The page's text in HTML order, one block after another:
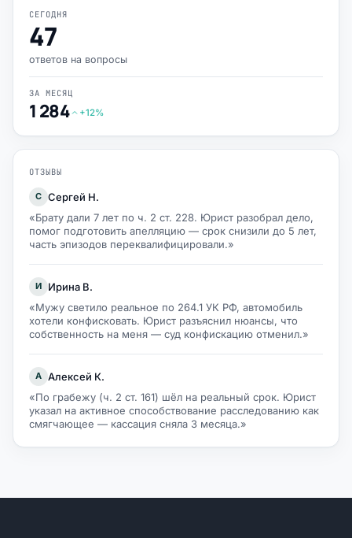
СЕГОДНЯ
47
ответов на вопросы
ЗА МЕСЯЦ
1 284 +12%
ОТЗЫВЫ
С Сергей Н.
«Брату дали 7 лет по ч. 2 ст. 228. Юрист разобрал дело,
помог подготовить апелляцию — срок снизили до 5 лет,
часть эпизодов переквалифицировали.»
И
Ирина В.
«Мужу светило реальное по 264.1 УК РФ, автомобиль
хотели конфисковать. Юрист разъяснил нюансы, что
собственность на меня — суд конфискацию отменил.»
А Алексей К.
«По грабежу (ч. 2 ст. 161) шёл на реальный срок. Юрист
указал на активное способствование расследованию как
смягчающее — кассация сняла 3 месяца.»